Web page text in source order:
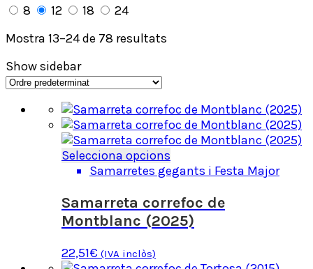
8
12 18
24
Mostra 13–24 de 78 resultats
Show sidebar
Selecciona opcions
producte
diverses
variants.
Les
Samarretes gegants i Festa Major
Samarreta correfoc de
Montblanc (2025)
22,51€ (IVA inclòs)